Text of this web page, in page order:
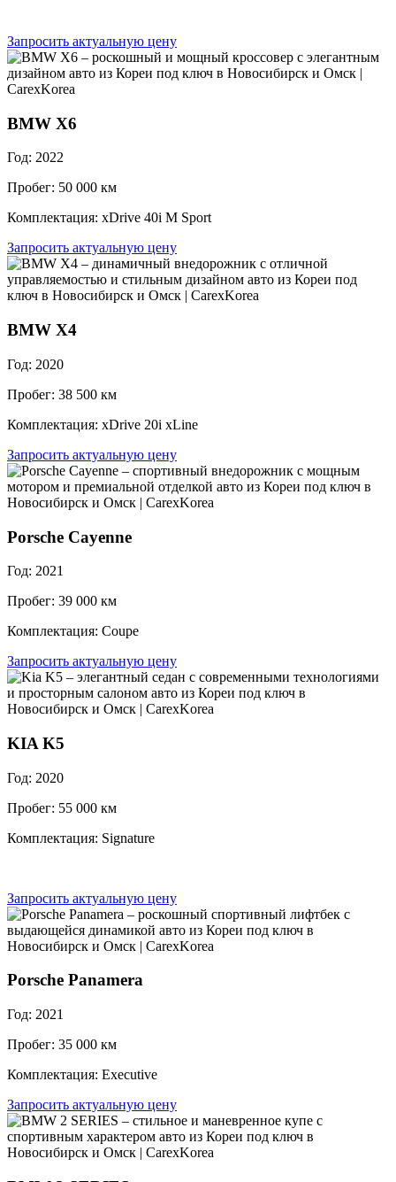
Запросить актуальную цену
BMW X6
Год: 2022
Пробег: 50 000 км
Комплектация: xDrive 40i M Sport
Запросить актуальную цену
BMW X4
Год: 2020
Пробег: 38 500 км
Комплектация: xDrive 20i xLine
Запросить актуальную цену
Porsche Cayenne
Год: 2021
Пробег: 39 000 км
Комплектация: Coupe
Запросить актуальную цену
KIA K5
Год: 2020
Пробег: 55 000 км
Комплектация: Signature
Запросить актуальную цену
Porsche Panamera
Год: 2021
Пробег: 35 000 км
Комплектация: Executive
Запросить актуальную цену